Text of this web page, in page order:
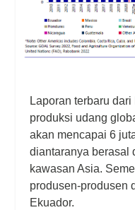
Laporan terbaru
produksi udang
akan mencapai 6
diantaranya berasal
kawasan Asia.
produsen-produsen
Ekuador.